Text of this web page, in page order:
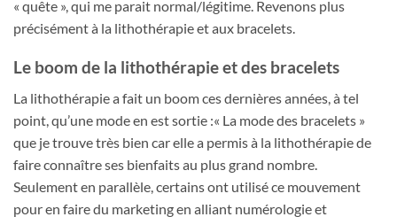
« quête », qui me parait normal/légitime. Revenons plus
précisément à la lithothérapie et aux bracelets.
Le boom de la lithothérapie et des bracelets
La lithothérapie a fait un boom ces dernières années, à tel
point, qu’une mode en est sortie :« La mode des bracelets »
que je trouve très bien car elle a permis à la lithothérapie de
faire connaître ses bienfaits au plus grand nombre.
Seulement en parallèle, certains ont utilisé ce mouvement
pour en faire du marketing en alliant numérologie et